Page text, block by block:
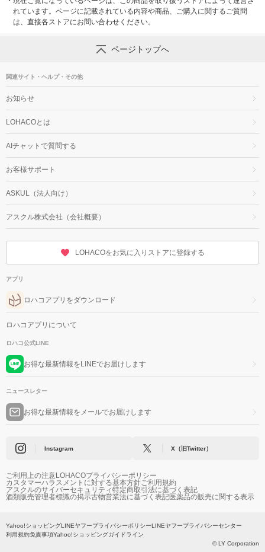
れています。ページに記載されている内容や商品、ご購入に関するご質問
は、直接各ストアにお問い合わせください。
ページトップへ
関連サイト・ヘルプ・その他
お知らせ
LOHACOとは
AIチャットで質問する
お客様サポート
ASKUL（法人向け）
アスクル株式会社（会社概要）
LOHACOをお気に入りストアに登録する
アプリ
ロハコアプリをダウンロード
ロハコアプリについて
ロハコ公式LINE
お得な最新情報をLINEでお届けします
ニュースレター
お得な最新情報をメールでお届けします
Instagram X（旧Twitter）
ご利用上の注意LOHACOプライバシーポリシー
カスタマーハラスメントに対する基本方針ご利用規約
アスクルのサイバーセキュリティ特定商取引法に基づく表記
酒類販売管理者標識の掲示古物営業法に基づく表記医薬品の販売に関する表示
Yahoo!ショッピングLINEヤフープライバシーポリシーLINEヤフープライバシーセンター
利用規約免責事項Yahoo!ショッピングガイドライン
© LY Corporation